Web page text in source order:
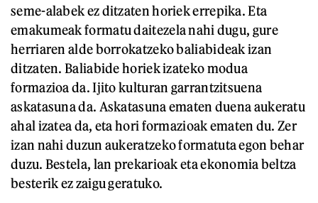
seme-alabek ez ditzaten horiek errepika. Eta
emakumeak formatu daitezela nahi dugu, gure
herriaren alde borrokatzeko baliabideak izan
ditzaten. Baliabide horiek izateko modua
formazioa da. Ijito kulturan garrantzitsuena
askatasuna da. Askatasuna ematen duena aukeratu
ahal izatea da, eta hori formazioak ematen du. Zer
izan nahi duzun aukeratzeko formatuta egon behar
duzu. Bestela, lan prekarioak eta ekonomia beltza
besterik ez zaigu geratuko.